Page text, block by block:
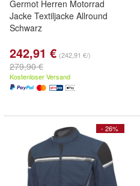
Germot Herren Motorrad
Jacke Textiljacke Allround
Schwarz
242,91 € (242,91 €/)
279,90 €
Kostenloser Versand
- 26%